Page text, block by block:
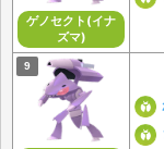
ゲノセクト(イナ
ズマ)